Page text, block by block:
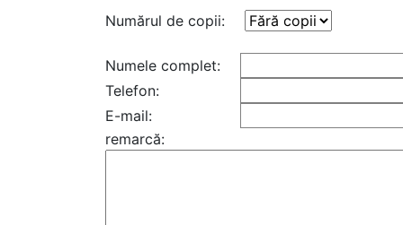
Numărul de copii:
Numele complet:
Telefon:
E-mail:
remarcă: